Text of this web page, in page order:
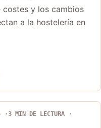
costes y los cambios
a la hostelería en
3 MIN DE LECTURA